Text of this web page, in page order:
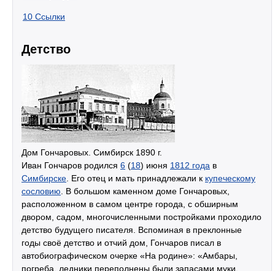
10 Ссылки
Детство
Дом Гончаровых. Симбирск 1890 г.
Иван Гончаров родился 6 (18) июня 1812 года в
Симбирске . Его отец и мать принадлежали к купеческому
сословию . В большом каменном доме Гончаровых,
расположенном в самом центре города, с обширным
двором, садом, многочисленными постройками проходило
детство будущего писателя. Вспоминая в преклонные
годы своё детство и отчий дом, Гончаров писал в
автобиографическом очерке «На родине»: «Амбары,
погреба, ледники переполнены были запасами муки,